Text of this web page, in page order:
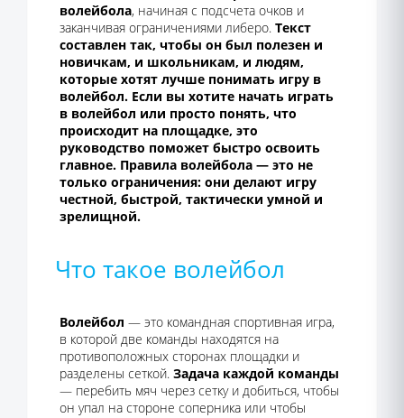
волейбола, начиная с подсчета очков и
заканчивая ограничениями либеро. Текст
составлен так, чтобы он был полезен и
новичкам, и школьникам, и людям,
которые хотят лучше понимать игру в
волейбол. Если вы хотите начать играть
в волейбол или просто понять, что
происходит на площадке, это
руководство поможет быстро освоить
главное. Правила волейбола — это не
только ограничения: они делают игру
честной, быстрой, тактически умной и
зрелищной.
Что такое волейбол
Волейбол — это командная спортивная игра,
в которой две команды находятся на
противоположных сторонах площадки и
разделены сеткой. Задача каждой команды
— перебить мяч через сетку и добиться, чтобы
он упал на стороне соперника или чтобы